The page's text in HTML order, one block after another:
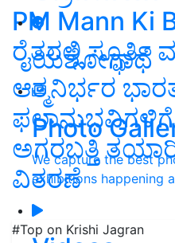
ಯಶೋಗಾಥೆ
Photo
We capture the best
exhibitions happening
PM Mann Ki
ರೈತರಲ್ಲಿ ಸ್ಫೂರ್ತಿ
ಆತ್ಮನಿರ್ಭರ
ಫಲಾನುಭವಿಗಳಿಗೆ
ಅಗರಬತ್ತಿ
ವಿತರಣೆ
#Top on Krishi Jagran